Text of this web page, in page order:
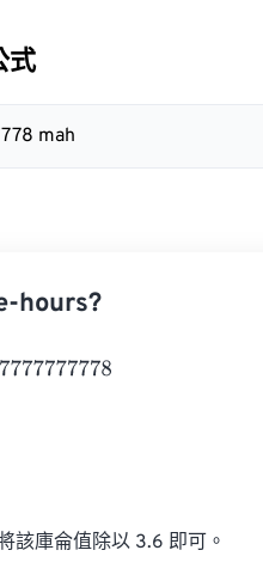
式
mah
hours?
該庫侖值除以 3.6 即可。